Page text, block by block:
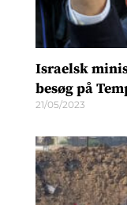
Israelsk
besøg på
21/05/2023